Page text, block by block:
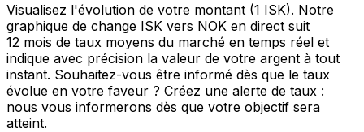
Visualisez l'évolution de votre montant (1 ISK). Notre
graphique de change ISK vers NOK en direct suit
12 mois de taux moyens du marché en temps réel et
indique avec précision la valeur de votre argent à tout
instant. Souhaitez-vous être informé dès que le taux
évolue en votre faveur ? Créez une alerte de taux :
nous vous informerons dès que votre objectif sera
atteint.